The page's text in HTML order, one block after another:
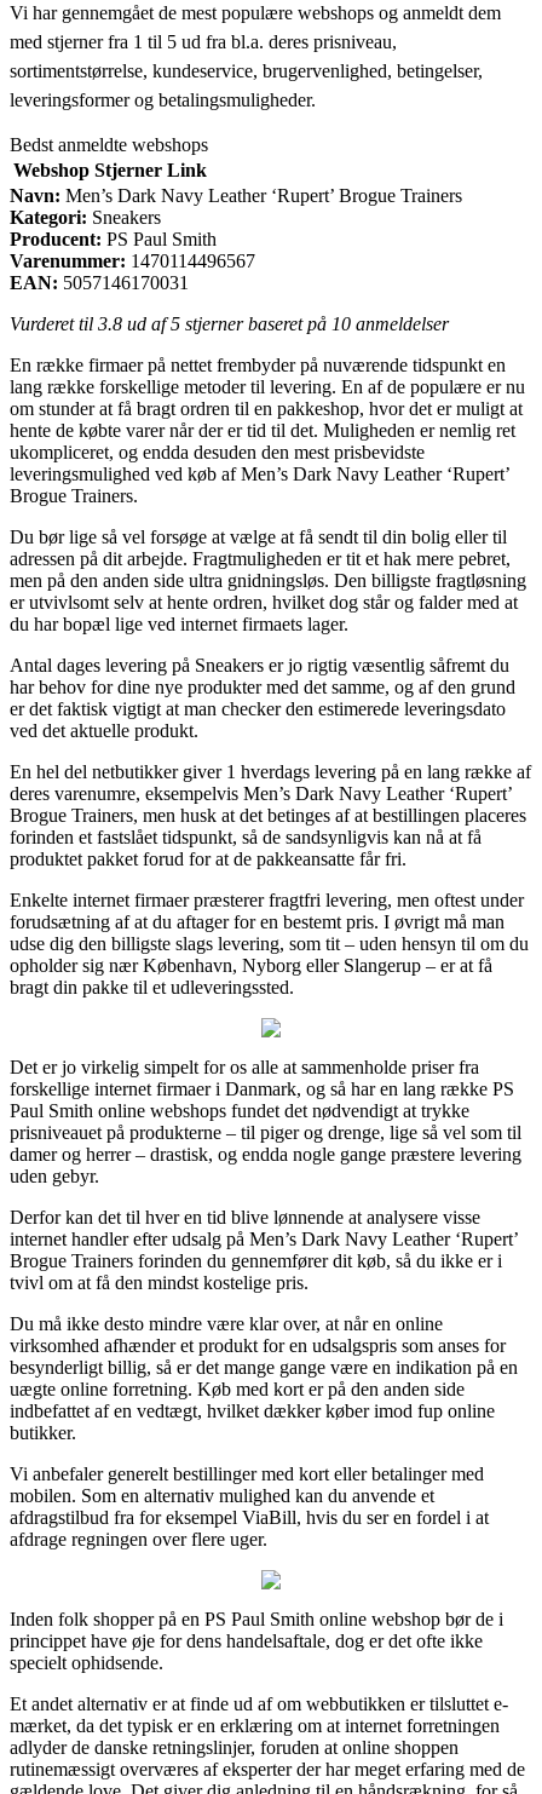
Vi har gennemgået de mest populære webshops og anmeldt dem
med stjerner fra 1 til 5 ud fra bl.a. deres prisniveau,
sortimentstørrelse, kundeservice, brugervenlighed, betingelser,
leveringsformer og betalingsmuligheder.
Bedst anmeldte webshops
Webshop Stjerner Link
Navn: Men’s Dark Navy Leather ‘Rupert’ Brogue Trainers
Kategori: Sneakers
Producent: PS Paul Smith
Varenummer: 1470114496567
EAN: 5057146170031
Vurderet til 3.8 ud af 5 stjerner baseret på 10 anmeldelser
En række firmaer på nettet frembyder på nuværende tidspunkt en
lang række forskellige metoder til levering. En af de populære er nu
om stunder at få bragt ordren til en pakkeshop, hvor det er muligt at
hente de købte varer når der er tid til det. Muligheden er nemlig ret
ukompliceret, og endda desuden den mest prisbevidste
leveringsmulighed ved køb af Men’s Dark Navy Leather ‘Rupert’
Brogue Trainers.
Du bør lige så vel forsøge at vælge at få sendt til din bolig eller til
adressen på dit arbejde. Fragtmuligheden er tit et hak mere pebret,
men på den anden side ultra gnidningsløs. Den billigste fragtløsning
er utvivlsomt selv at hente ordren, hvilket dog står og falder med at
du har bopæl lige ved internet firmaets lager.
Antal dages levering på Sneakers er jo rigtig væsentlig såfremt du
har behov for dine nye produkter med det samme, og af den grund
er det faktisk vigtigt at man checker den estimerede leveringsdato
ved det aktuelle produkt.
En hel del netbutikker giver 1 hverdags levering på en lang række af
deres varenumre, eksempelvis Men’s Dark Navy Leather ‘Rupert’
Brogue Trainers, men husk at det betinges af at bestillingen placeres
forinden et fastslået tidspunkt, så de sandsynligvis kan nå at få
produktet pakket forud for at de pakkeansatte får fri.
Enkelte internet firmaer præsterer fragtfri levering, men oftest under
forudsætning af at du aftager for en bestemt pris. I øvrigt må man
udse dig den billigste slags levering, som tit – uden hensyn til om du
opholder sig nær København, Nyborg eller Slangerup – er at få
bragt din pakke til et udleveringssted.
Det er jo virkelig simpelt for os alle at sammenholde priser fra
forskellige internet firmaer i Danmark, og så har en lang række PS
Paul Smith online webshops fundet det nødvendigt at trykke
prisniveauet på produkterne – til piger og drenge, lige så vel som til
damer og herrer – drastisk, og endda nogle gange præstere levering
uden gebyr.
Derfor kan det til hver en tid blive lønnende at analysere visse
internet handler efter udsalg på Men’s Dark Navy Leather ‘Rupert’
Brogue Trainers forinden du gennemfører dit køb, så du ikke er i
tvivl om at få den mindst kostelige pris.
Du må ikke desto mindre være klar over, at når en online
virksomhed afhænder et produkt for en udsalgspris som anses for
besynderligt billig, så er det mange gange være en indikation på en
uægte online forretning. Køb med kort er på den anden side
indbefattet af en vedtægt, hvilket dækker køber imod fup online
butikker.
Vi anbefaler generelt bestillinger med kort eller betalinger med
mobilen. Som en alternativ mulighed kan du anvende et
afdragstilbud fra for eksempel ViaBill, hvis du ser en fordel i at
afdrage regningen over flere uger.
Inden folk shopper på en PS Paul Smith online webshop bør de i
princippet have øje for dens handelsaftale, dog er det ofte ikke
specielt ophidsende.
Et andet alternativ er at finde ud af om webbutikken er tilsluttet e-
mærket, da det typisk er en erklæring om at internet forretningen
adlyder de danske retningslinjer, foruden at online shoppen
rutinemæssigt overværes af eksperter der har meget erfaring med de